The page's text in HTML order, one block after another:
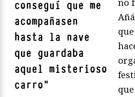
conseguí que me
acompañasen
hasta la nave
que guardaba
aquel misterioso
carro"
no